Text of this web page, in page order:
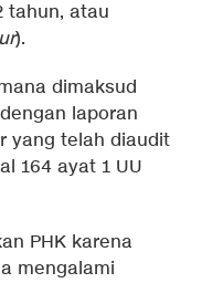
tahun, atau
).
dimaksud
laporan
yang telah diaudit
164 ayat 1 UU
PHK karena
mengalami